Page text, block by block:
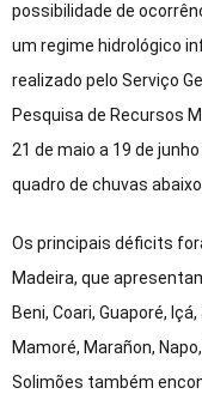
possibilidade de
um regime hidrológico
realizado pelo Serviço
Pesquisa de Recursos
21 de maio a 19 de
quadro de chuvas
Os principais déficits
Madeira, que
Beni, Coari, Guaporé,
Mamoré, Marañon,
Solimões também